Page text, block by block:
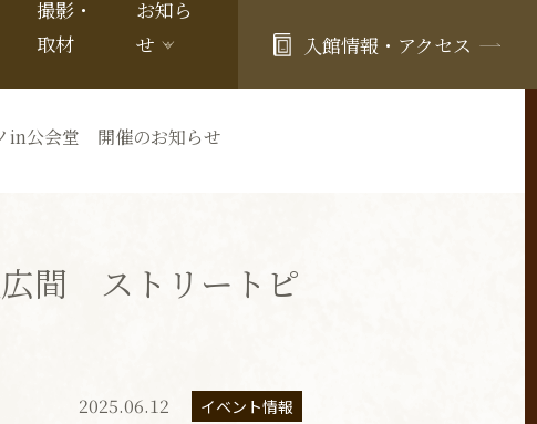
撮影・
取材
お知ら
せ
入館情報・アクセス
in公会堂 開催のお知らせ
広間 ストリートピ
2025.06.12 イベント情報